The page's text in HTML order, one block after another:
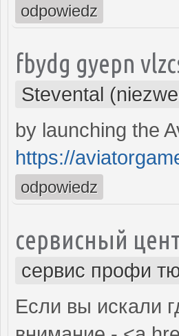
odpowiedz
fbydg gyepn
Stevental
by launching the
https://
odpowiedz
сервисный
сервис профи
Если вы искали